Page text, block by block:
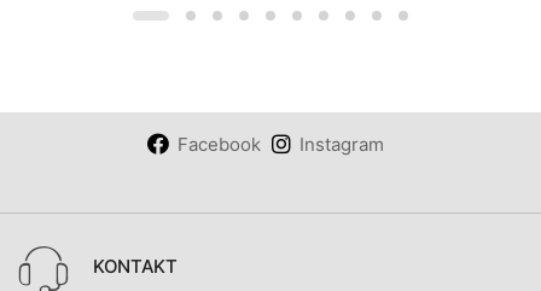
Facebook Instagram
KONTAKT